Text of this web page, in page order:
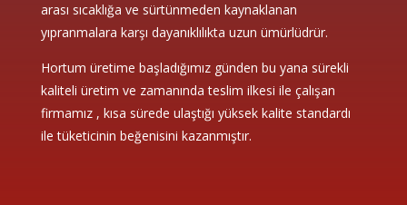
arası sıcaklığa ve sürtünmeden kaynaklanan
yıpranmalara karşı dayanıklılıkta uzun ümürlüdrür.
Hortum üretime başladığımız günden bu yana sürekli
kaliteli üretim ve zamanında teslim ilkesi ile çalışan
firmamız , kısa sürede ulaştığı yüksek kalite standardı
ile tüketicinin beğenisini kazanmıştır.